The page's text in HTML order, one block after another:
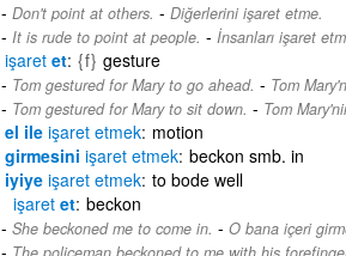
Don't point at others. - Diğerlerini işaret etme.
It is rude to point at people. - İnsanları işaret
işaretet {f} gesture
Tom gestured for Mary to go ahead. - Tom
Tom gestured for Mary to sit down. - Tom
el ile işaret etmek motion
girmesini işaret etmek beckon smb. in
iyiye işaret etmek to bode well
işaretet beckon
She beckoned me to come in. - O bana içeri